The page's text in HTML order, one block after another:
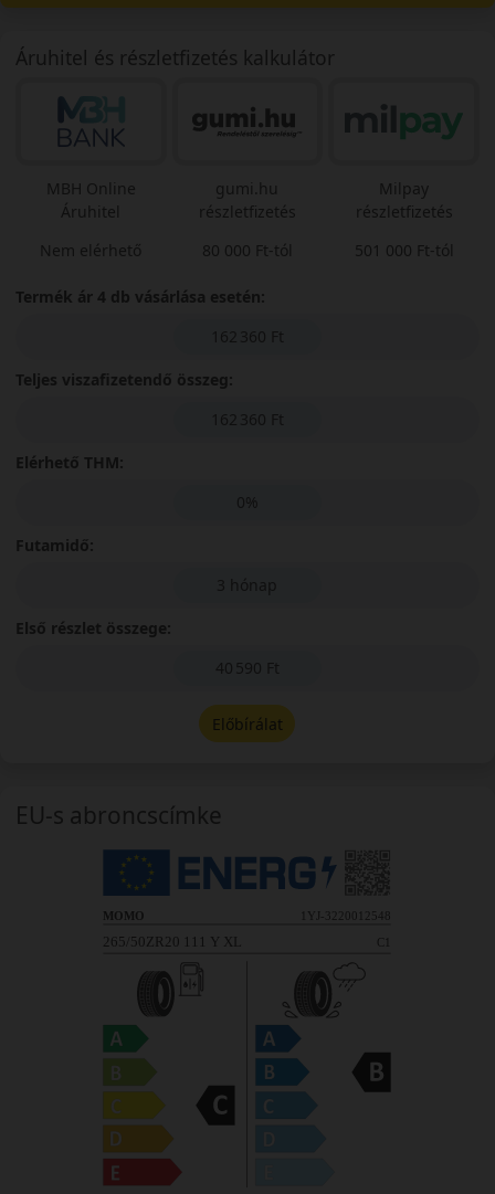
Áruhitel és részletfizetés kalkulátor
MBH Online
Áruhitel
Nem elérhető
gumi.hu
részletfizetés
80 000 Ft-tól
Milpay
részletfizetés
501 000 Ft-tól
Termék ár 4 db vásárlása esetén:
162 360 Ft
Teljes viszafizetendő összeg:
162 360 Ft
Elérhető THM:
0%
Futamidő:
3 hónap
Első részlet összege:
40 590 Ft
Előbírálat
EU-s abroncscímke